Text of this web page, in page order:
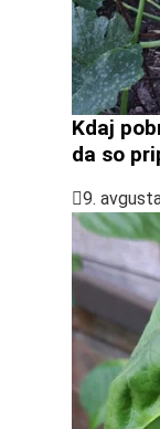
Kdaj
da so
9.